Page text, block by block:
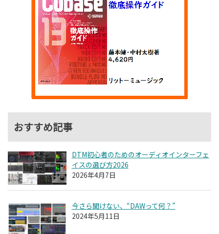
おすすめ記事
DTM初心者のためのオーディオインターフェ
イスの選び方2026
2026年4月7日
今さら聞けない、“DAWって何？”
2024年5月11日